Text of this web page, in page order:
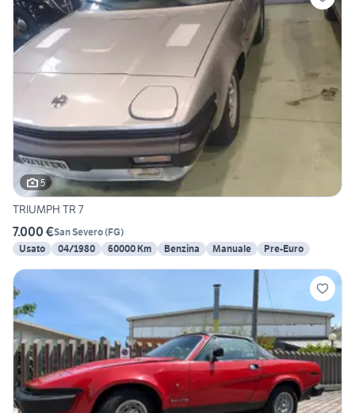
5
TRIUMPH TR 7
7.000 €San Severo(FG)
Usato
04/1980 60000 Km Benzina Manuale Pre-Euro